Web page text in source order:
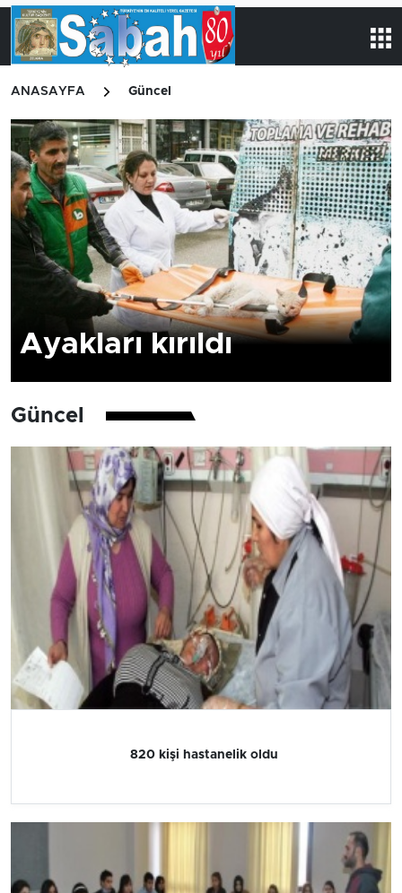
ANASAYFA Güncel
Ayakları kırıldı
Güncel
820 kişi hastanelik oldu